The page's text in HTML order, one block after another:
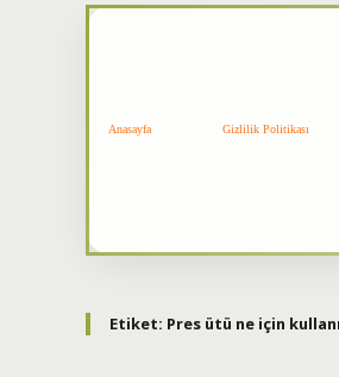
Anasayfa Gizlilik Politikası
Etiket: Pres ütü ne için